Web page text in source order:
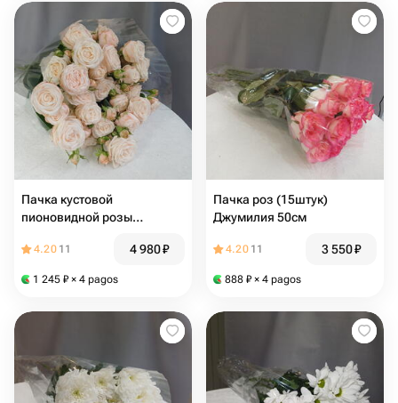
Пачка кустовой
пионовидной розы
4.20 11 4 980₽
1 245 ₽ × 4 pagos
Пачка роз (15штук)
Джумилия 50см
4.20 11 3 550₽
888 ₽ × 4 pagos